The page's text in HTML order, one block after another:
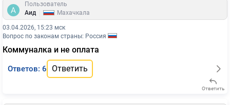
Пользователь
Аид
Махачкала
03.04.2026, 15:23 мск
Вопрос по законам страны: Россия
Коммуналка и не оплата
Ответов: 6 Ответить
Ответить